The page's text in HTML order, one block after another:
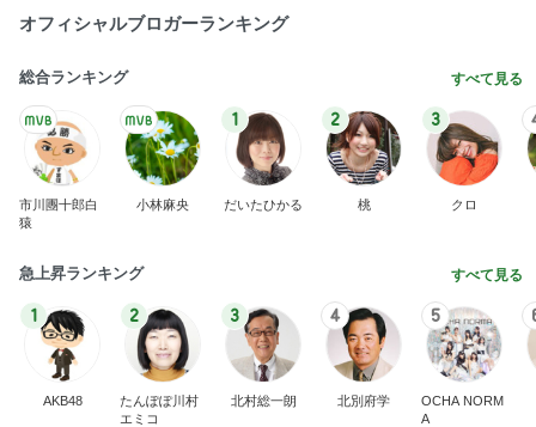
オフィシャルブロガーランキング
総合ランキング すべて見る
市川團十郎白
猿
小林麻央
1
だいたひかる
2
桃
3
クロ
急上昇ランキング すべて見る
1
AKB48
2
たんぽぽ川村
エミコ
3
北村総一朗
4
北別府学
5
OCHA NORM
A